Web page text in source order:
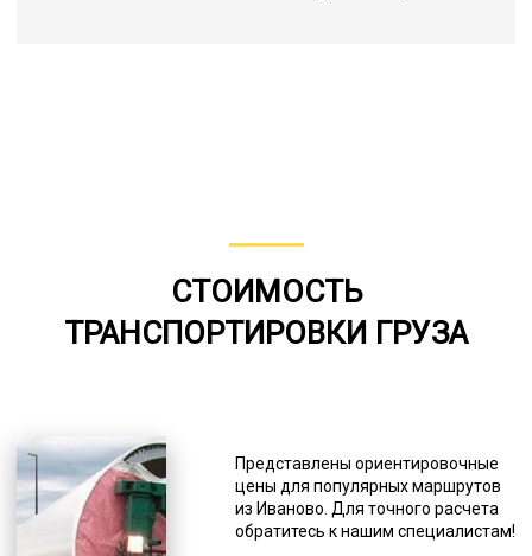
СТОИМОСТЬ
ТРАНСПОРТИРОВКИ ГРУЗА
Представлены ориентировочные
цены для популярных маршрутов
из Иваново. Для точного расчета
обратитесь к нашим специалистам!